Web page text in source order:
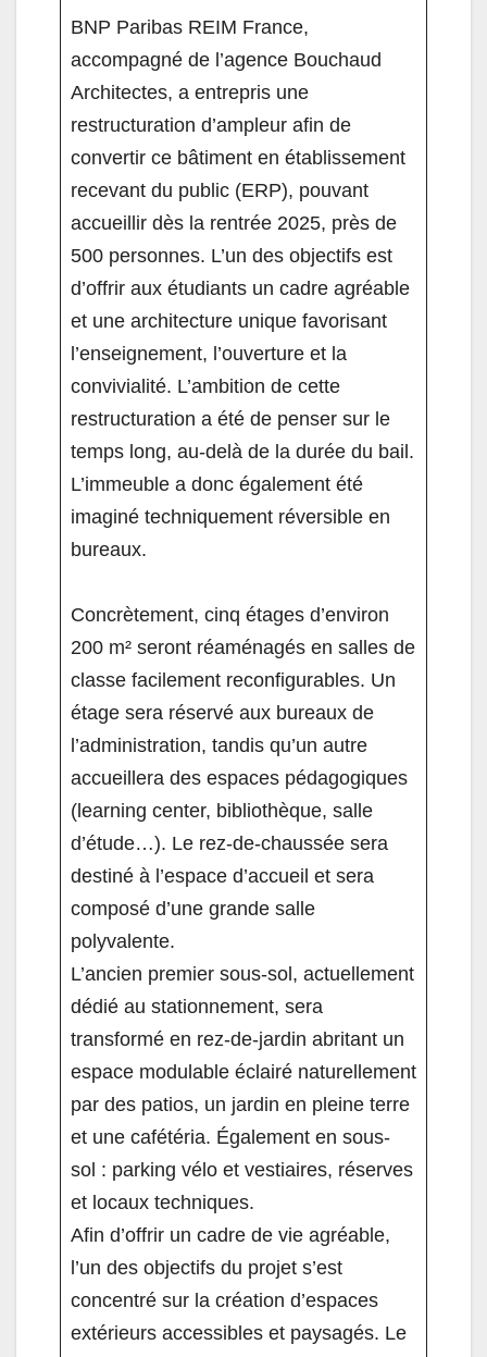
BNP Paribas REIM France,
accompagné de l’agence Bouchaud
Architectes, a entrepris une
restructuration d’ampleur afin de
convertir ce bâtiment en établissement
recevant du public (ERP), pouvant
accueillir dès la rentrée 2025, près de
500 personnes. L’un des objectifs est
d’offrir aux étudiants un cadre agréable
et une architecture unique favorisant
l’enseignement, l’ouverture et la
convivialité. L’ambition de cette
restructuration a été de penser sur le
temps long, au-delà de la durée du bail.
L’immeuble a donc également été
imaginé techniquement réversible en
bureaux.
Concrètement, cinq étages d’environ
200 m² seront réaménagés en salles de
classe facilement reconfigurables. Un
étage sera réservé aux bureaux de
l’administration, tandis qu’un autre
accueillera des espaces pédagogiques
(learning center, bibliothèque, salle
d’étude…). Le rez-de-chaussée sera
destiné à l’espace d’accueil et sera
composé d’une grande salle
polyvalente.
L’ancien premier sous-sol, actuellement
dédié au stationnement, sera
transformé en rez-de-jardin abritant un
espace modulable éclairé naturellement
par des patios, un jardin en pleine terre
et une cafétéria. Également en sous-
sol : parking vélo et vestiaires, réserves
et locaux techniques.
Afin d’offrir un cadre de vie agréable,
l’un des objectifs du projet s’est
concentré sur la création d’espaces
extérieurs accessibles et paysagés. Le